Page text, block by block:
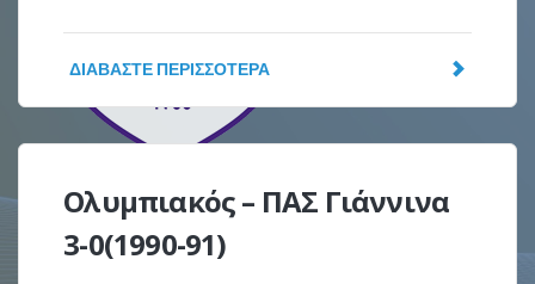
ΔΙΑΒΆΣΤΕ ΠΕΡΙΣΣΌΤΕΡΑ
Ολυμπιακός – ΠΑΣ Γιάννινα
3-0(1990-91)